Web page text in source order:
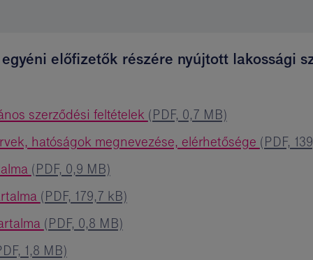
előfizetők részére nyújtott lakossági
szerződési feltételek (PDF, 0,7 MB)
hatóságok megnevezése, elérhetősége (PDF,
(PDF, 0,9 MB)
(PDF, 179,7 kB)
(PDF, 0,8 MB)
1,8 MB)